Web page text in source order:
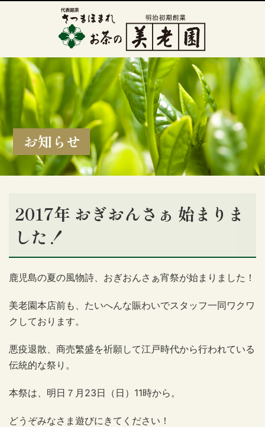
お知らせ
2017年 おぎおんさぁ 始まりま
した！
鹿児島の夏の風物詩、おぎおんさぁ宵祭が始まりました！
美老園本店前も、たいへんな賑わいでスタッフ一同ワクワ
クしております。
悪疫退散、商売繁盛を祈願して江戸時代から行われている
伝統的な祭り。
本祭は、明日７月23日（日）11時から。
どうぞみなさま遊びにきてください！